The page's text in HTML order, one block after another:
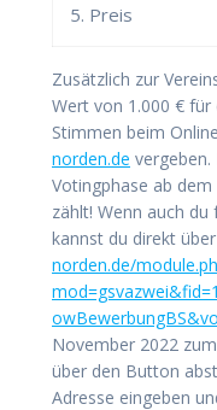
5. Preis
Zusätzlich zur
Wert von 1.000 €
Stimmen beim
norden.de
Votingphase ab
zählt! Wenn auch
kannst du direkt
norden.de/
November 2022
über den Button
Adresse eingeben